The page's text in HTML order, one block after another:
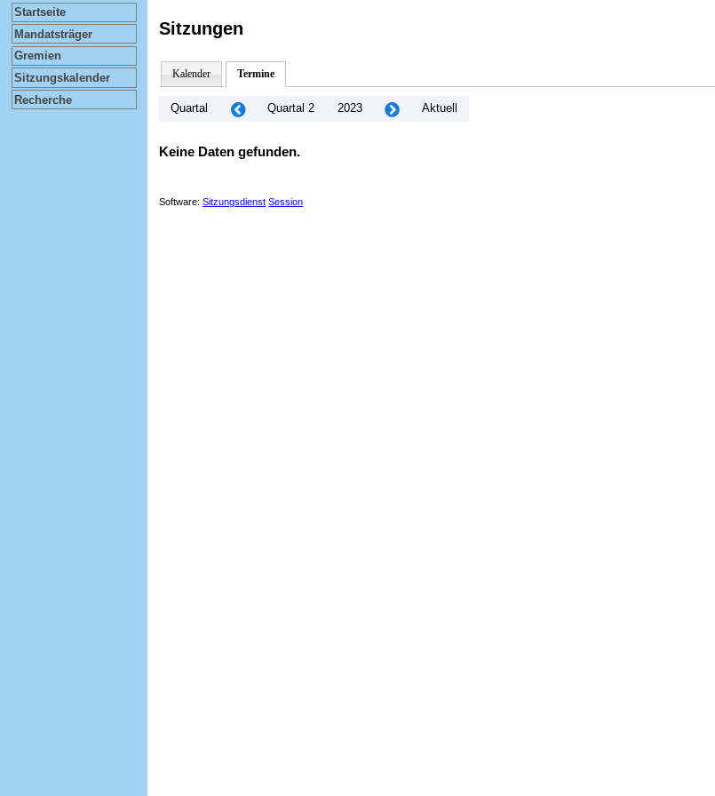
Startseite
Mandatsträger
Gremien
Sitzungskalender
Recherche
Sitzungen
Kalender Termine
Quartal Quartal 2 2023 Aktuell
Keine Daten gefunden.
Software:Sitzungsdienst Session